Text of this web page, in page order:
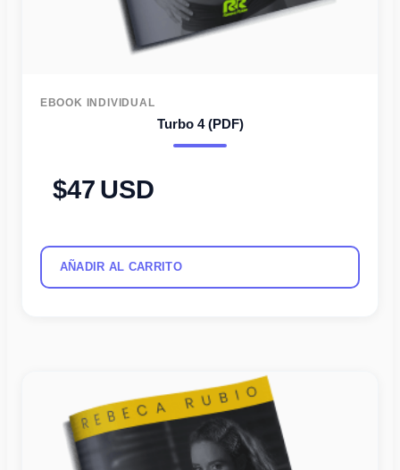
EBOOK INDIVIDUAL
Turbo 4 (PDF)
47 USD
AÑADIR AL CARRITO